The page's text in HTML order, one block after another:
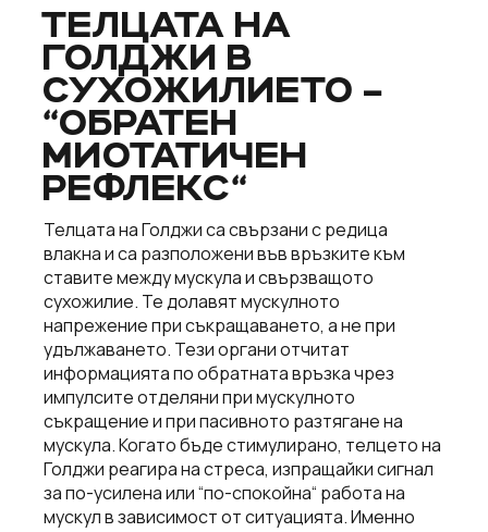
ТЕЛЦАТА НА
ГОЛДЖИ В
СУХОЖИЛИЕТО –
“ОБРАТЕН
МИОТАТИЧЕН
РЕФЛЕКС“
Телцата на Голджи са свързани с редица
влакна и са разположени във връзките към
ставите между мускула и свързващото
сухожилие. Те долавят мускулното
напрежение при съкращаването, а не при
удължаването. Тези органи отчитат
информацията по обратната връзка чрез
импулсите отделяни при мускулното
съкращение и при пасивното разтягане на
мускула. Когато бъде стимулирано, телцето на
Голджи реагира на стреса, изпращайки сигнал
за по-усилена или “по-спокойна“ работа на
мускул в зависимост от ситуацията. Именно